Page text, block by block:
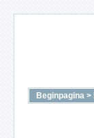
Beginpagina >